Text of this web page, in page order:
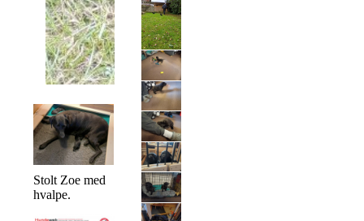
Stolt Zoe med
hvalpe.